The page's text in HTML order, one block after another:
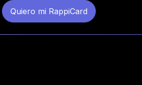
Quiero mi RappiCard